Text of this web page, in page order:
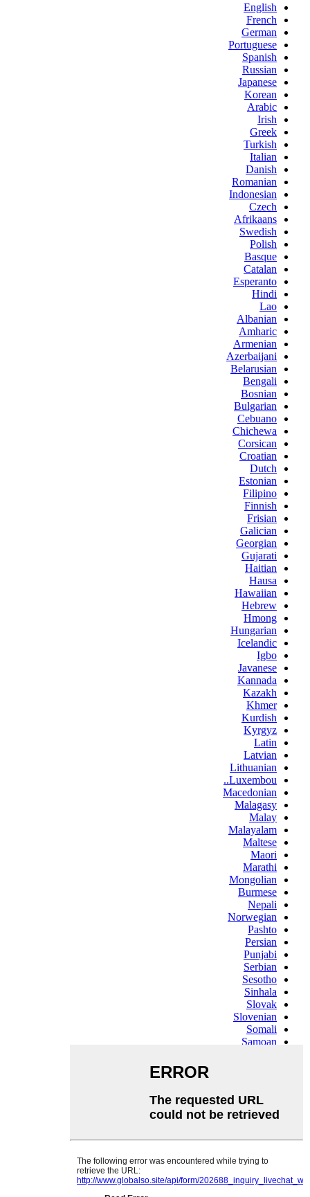
English
French
German
Portuguese
Spanish
Russian
Japanese
Korean
Arabic
Irish
Greek
Turkish
Italian
Danish
Romanian
Indonesian
Czech
Afrikaans
Swedish
Polish
Basque
Catalan
Esperanto
Hindi
Lao
Albanian
Amharic
Armenian
Azerbaijani
Belarusian
Bengali
Bosnian
Bulgarian
Cebuano
Chichewa
Corsican
Croatian
Dutch
Estonian
Filipino
Finnish
Frisian
Galician
Georgian
Gujarati
Haitian
Hausa
Hawaiian
Hebrew
Hmong
Hungarian
Icelandic
Igbo
Javanese
Kannada
Kazakh
Khmer
Kurdish
Kyrgyz
Latin
Latvian
Lithuanian
Luxembou..
Macedonian
Malagasy
Malay
Malayalam
Maltese
Maori
Marathi
Mongolian
Burmese
Nepali
Norwegian
Pashto
Persian
Punjabi
Serbian
Sesotho
Sinhala
Slovak
Slovenian
Somali
Samoan
Swahili
Tajik
Telugu
Ukrainian
Urdu